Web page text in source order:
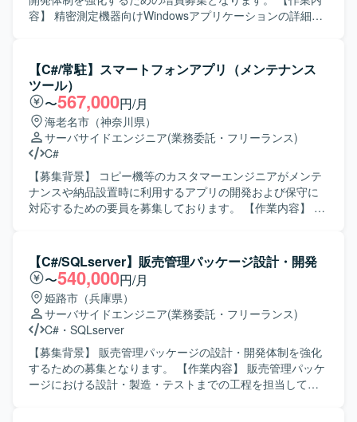
望ましいです。 【ポジションの魅力】 2D画像から3Dデー
めて頂けます。提供ライブラリを活用しつつ、GUIや表示周
りの設計・実装を主体的に行うことで、アプリケーション
開発スキルと3D関連の知見を同時に磨ける環境です。 【開
発環境】 開発言語はC#.netを使用し、開発環境は
VisualStudioを利用致します。
容】 精密測定機器向けWindowsアプリケーションの詳細設
だきます。 【求める人物像】 C#およびWPFを用いた開発
経験を活かし、仕様を的確に理解して自走して作業を進め
られる方を求めています。オブジェクト指向を意識した設
計・実装ができ、チーム内でのコミュニケーションを大切
にできる方が望ましいです。 【ポジションの魅力】 精密測
定機器という専門性の高い領域での開発経験を積むことが
でき、C#やWPFを用いたWindowsアプリケーション開発ス
キルをさらに深めていただけます。長期的な参画を通じ
て、要件理解からテストまで一連の工程に携わることがで
きます。 【開発環境】 C#、WPFを用いたWindowsアプリ
【C#/常駐】スマートフォンアプリ（メンテナンス
ツール）
〜567,000円/月
海老名市（神奈川県）
サーバサイドエンジニア(業務委託・フリーランス)
C#
【募集背景】 コピー機等のカスタマーエンジニアがメンテ
ナンスや納品設置時に利用するアプリの開発および保守に
対応するための要員を募集しております。 【作業内容】 コ
携わって頂きます。市場で発生した問題の再現、ログを用
いた原因解析、ソフトウェアの修正などを行って頂きま
す。 【求める人物像】 ユーザーの業務を理解しながら主体
的に問題解決に取り組んで頂ける方を求めております。顧
客とのコミュニケーションを取りながら、柔軟に調整や改
善提案を行って頂ける方が望ましいです。 【ポジションの
魅力】 現場で利用されるメンテナンスツールの開発および
保守を通じて、業務効率化や品質向上に直接貢献して頂け
ます。市場からのフィードバックをもとにした改善サイク
【C#/SQLserver】販売管理パッケージ設計・開発
〜540,000円/月
姫路市（兵庫県）
サーバサイドエンジニア(業務委託・フリーランス)
C# ・ SQLserver
【募集背景】 販売管理パッケージの設計・開発体制を強化
するための募集となります。 【作業内容】 販売管理パッケ
ージにおける設計・製造・テストまでの工程を担当してい